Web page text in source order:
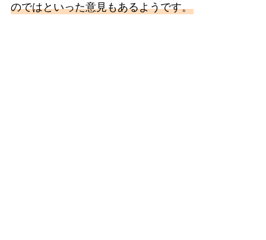
のではといった意見もあるようです。